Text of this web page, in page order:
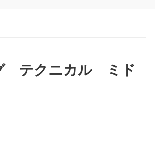
テクニカル ミド